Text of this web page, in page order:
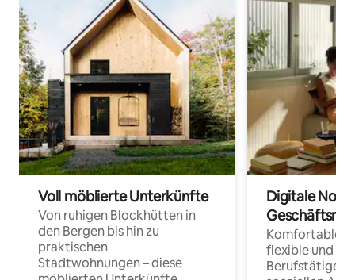
Voll möblierte Unterkünfte
Von ruhigen Blockhütten in
den Bergen bis hin zu
praktischen
Stadtwohnungen – diese
Digitale
Komfortable
flexible und
Berufstätige